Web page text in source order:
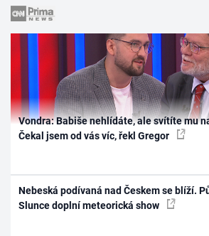
Vondra: Babiše nehlídáte, ale svítíte mu
Čekal jsem od vás víc, řekl Gregor
Nebeská podívaná nad Českem se blíží.
Slunce doplní meteorická show